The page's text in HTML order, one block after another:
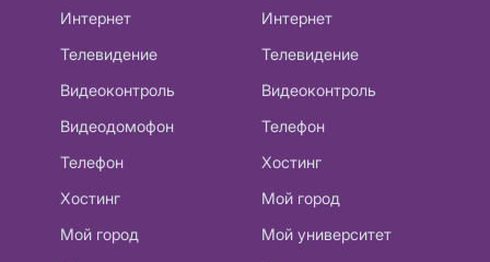
Интернет
Телевидение
Видеоконтроль
Видеодомофон
Телефон
Хостинг
Мой город
Интернет
Телевидение
Видеоконтроль
Телефон
Хостинг
Мой город
Мой университет